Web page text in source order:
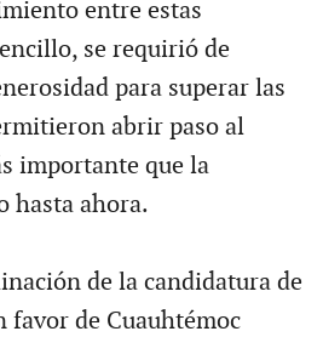
entre estas
se requirió de
para superar las
abrir paso al
importante que la
hasta ahora.
de la candidatura de
favor de Cuauhtémoc